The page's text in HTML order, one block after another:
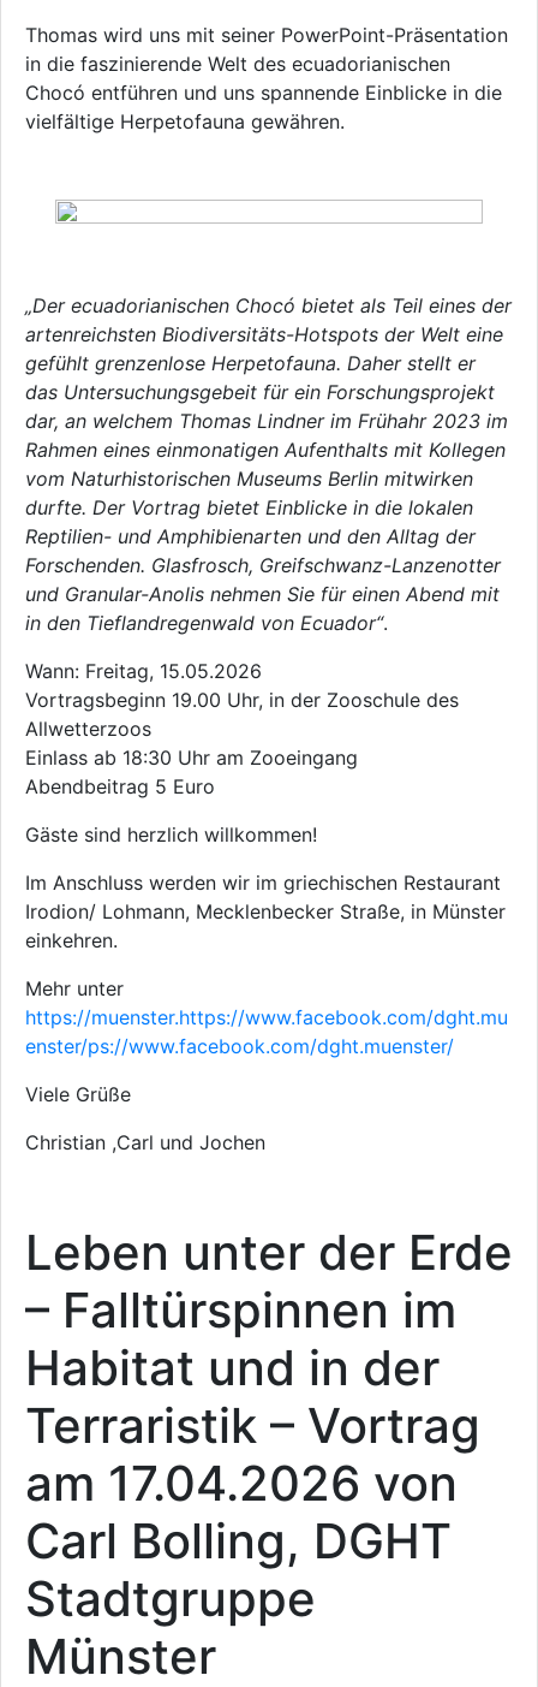
Thomas wird uns mit seiner PowerPoint-Präsentation
in die faszinierende Welt des ecuadorianischen
Chocó entführen und uns spannende Einblicke in die
vielfältige Herpetofauna gewähren.
„Der ecuadorianischen Chocó bietet als Teil eines der
artenreichsten Biodiversitäts-Hotspots der Welt eine
gefühlt grenzenlose Herpetofauna. Daher stellt er
das Untersuchungsgebeit für ein Forschungsprojekt
dar, an welchem Thomas Lindner im Frühahr 2023 im
Rahmen eines einmonatigen Aufenthalts mit Kollegen
vom Naturhistorischen Museums Berlin mitwirken
durfte. Der Vortrag bietet Einblicke in die lokalen
Reptilien- und Amphibienarten und den Alltag der
Forschenden. Glasfrosch, Greifschwanz-Lanzenotter
und Granular-Anolis nehmen Sie für einen Abend mit
in den Tieflandregenwald von Ecuador“.
Wann: Freitag, 15.05.2026
Vortragsbeginn 19.00 Uhr, in der Zooschule des
Allwetterzoos
Einlass ab 18:30 Uhr am Zooeingang
Abendbeitrag 5 Euro
Gäste sind herzlich willkommen!
Im Anschluss werden wir im griechischen Restaurant
Irodion/ Lohmann, Mecklenbecker Straße, in Münster
einkehren.
Mehr unter
https://muenster.https://www.facebook.com/dght.mu
enster/ps://www.facebook.com/dght.muenster/
Viele Grüße
Christian ,Carl und Jochen
Leben unter der Erde
– Falltürspinnen im
Habitat und in der
Terraristik – Vortrag
am 17.04.2026 von
Carl Bolling, DGHT
Stadtgruppe
Münster